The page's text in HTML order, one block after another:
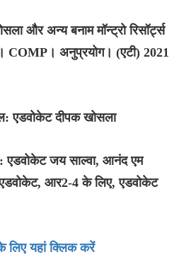
और अन्य बनाम मॉन्ट्रो रिसॉर्ट्स
COMP। अनुप्रयोग। (एटी) 2021
एडवोकेट दीपक खोसला
एडवोकेट जय साल्वा, आनंद एम
एडवोकेट, आर2-4 के लिए, एडवोकेट
लिए यहां क्लिक करें